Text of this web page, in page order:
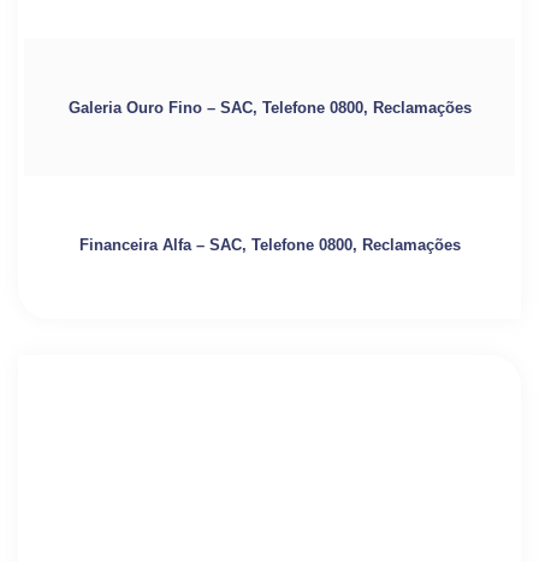
Galeria Ouro Fino – SAC, Telefone 0800, Reclamações
Financeira Alfa – SAC, Telefone 0800, Reclamações